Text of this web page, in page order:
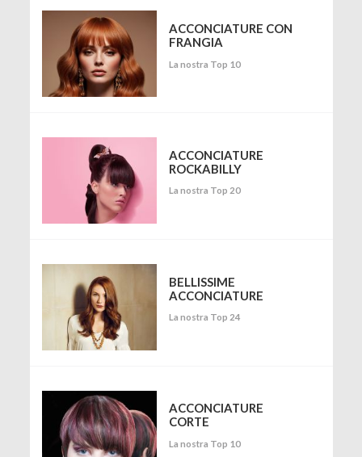
ACCONCIATURE CON
FRANGIA
La nostra Top 10
ACCONCIATURE
ROCKABILLY
La nostra Top 20
BELLISSIME
ACCONCIATURE
La nostra Top 24
ACCONCIATURE
CORTE
La nostra Top 10